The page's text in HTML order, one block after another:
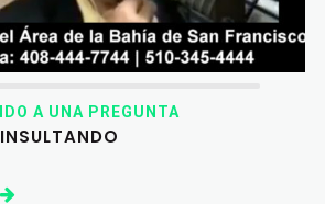
A UNA PREGUNTA